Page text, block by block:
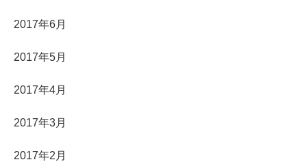
2017年6月
2017年5月
2017年4月
2017年3月
2017年2月